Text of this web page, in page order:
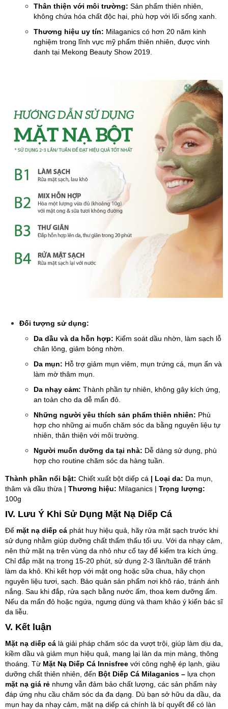
Thân thiện với môi trường: Sản phẩm thiên nhiên,
không chứa hóa chất độc hại, phù hợp với lối sống xanh.
Thương hiệu uy tín: Milaganics có hơn 20 năm kinh
nghiệm trong lĩnh vực mỹ phẩm thiên nhiên, được vinh
danh tại Mekong Beauty Show 2019.
Đối tượng sử dụng:
Da dầu và da hỗn hợp: Kiểm soát dầu nhờn, làm sạch lỗ
chân lông, giảm bóng nhờn.
Da mụn: Hỗ trợ giảm mụn viêm, mụn trứng cá, mụn ẩn và
làm mờ thâm mụn.
Da nhạy cảm: Thành phần tự nhiên, không gây kích ứng,
an toàn cho da dễ mẩn đỏ.
Những người yêu thích sản phẩm thiên nhiên: Phù
hợp cho những ai muốn chăm sóc da bằng nguyên liệu tự
nhiên, thân thiện với môi trường.
Người muốn dưỡng da tại nhà: Dễ dàng sử dụng, phù
hợp cho routine chăm sóc da hàng tuần.
Thành phần nổi bật: Chiết xuất bột diếp cá | Loại da: Da mụn,
thâm và dầu thừa | Thương hiệu: Milaganics | Trọng lượng:
100g
IV. Lưu Ý Khi Sử Dụng Mặt Nạ Diếp Cá
Để mặt nạ diếp cá phát huy hiệu quả, hãy rửa mặt sạch trước khi
sử dụng nhằm giúp dưỡng chất thẩm thấu tối ưu. Với da nhạy cảm,
nên thử mặt nạ trên vùng da nhỏ như cổ tay để kiểm tra kích ứng.
Chỉ đắp mặt nạ trong 15-20 phút, sử dụng 2-3 lần/tuần để tránh
làm da khô. Khi kết hợp với mật ong hoặc sữa chua, hãy chọn
nguyên liệu tươi, sạch. Bảo quản sản phẩm nơi khô ráo, tránh ánh
nắng. Sau khi đắp, rửa sạch bằng nước ấm, thoa kem dưỡng ẩm.
Nếu da mẩn đỏ hoặc ngứa, ngưng dùng và tham khảo ý kiến bác sĩ
da liễu.
V. Kết luận
Mặt nạ diếp cá là giải pháp chăm sóc da vượt trội, giúp làm dịu da,
kiềm dầu và giảm mụn hiệu quả, mang lại làn da mịn màng, thông
thoáng. Từ Mặt Nạ Diếp Cá Innisfree với công nghệ ép lạnh, giàu
dưỡng chất thiên nhiên, đến Bột Diếp Cá Milaganics – lựa chọn
mặt nạ giá rẻ nhưng vẫn đảm bảo chất lượng, các sản phẩm này
đáp ứng nhu cầu chăm sóc da đa dạng. Dù bạn sở hữu da dầu, da
mụn hay da nhạy cảm, mặt nạ diếp cá chính là bí quyết để có làn